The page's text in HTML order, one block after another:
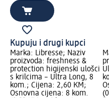
Kupuju i drugi kupci
Marka: Libresse; Naziv
proizvoda: freshness &
protection higijenski ulošci
s krilcima – Ultra Long, 8
kom.; Cijena: 2,60 KM;
Osnovna cijena: 8 kom.